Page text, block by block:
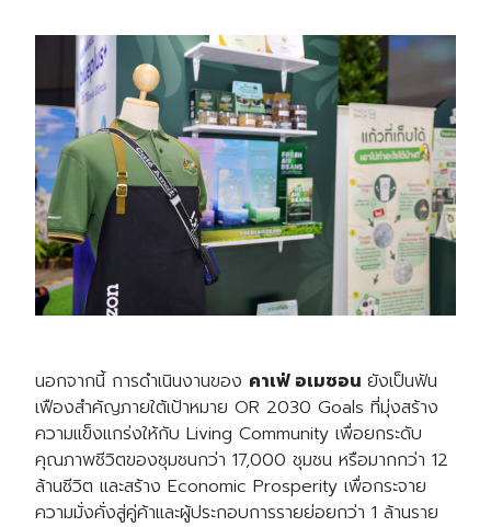
นอกจากนี้ การดำเนินงานของ คาเฟ่ อเมซอน ยังเป็นฟัน
เฟืองสำคัญภายใต้เป้าหมาย OR 2030 Goals ที่มุ่งสร้าง
ความแข็งแกร่งให้กับ Living Community เพื่อยกระดับ
คุณภาพชีวิตของชุมชนกว่า 17,000 ชุมชน หรือมากกว่า 12
ล้านชีวิต และสร้าง Economic Prosperity เพื่อกระจาย
ความมั่งคั่งสู่คู่ค้าและผู้ประกอบการรายย่อยกว่า 1 ล้านราย